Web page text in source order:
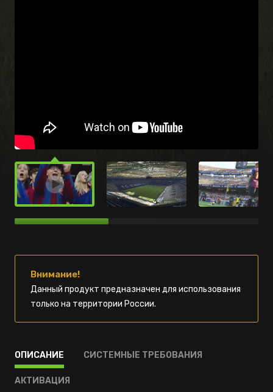
Внимание!
Данный продукт предназначен для использования
только на территории России.
ОПИСАНИЕ СИСТЕМНЫЕ ТРЕБОВАНИЯ
АКТИВАЦИЯ